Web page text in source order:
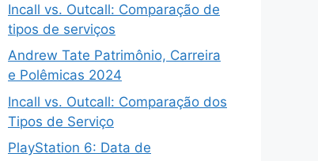
Incall vs. Outcall: Comparação de
tipos de serviços
Andrew Tate Patrimônio, Carreira
e Polêmicas 2024
Incall vs. Outcall: Comparação dos
Tipos de Serviço
PlayStation 6: Data de